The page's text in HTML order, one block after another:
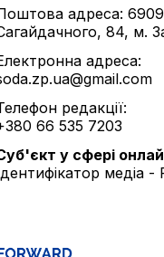
адреса:
84, м.
адреса:
редакції:
66 535 7203
у сфері
медіа